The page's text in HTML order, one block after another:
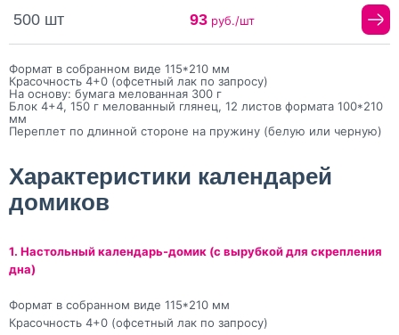
500 шт 93руб./шт
Формат в собранном виде 115*210 мм
Красочность 4+0 (офсетный лак по запросу)
На основу: бумага мелованная 300 г
Блок 4+4, 150 г мелованный глянец, 12 листов формата 100*210
мм
Переплет по длинной стороне на пружину (белую или черную)
Характеристики календарей
домиков
1. Настольный календарь-домик (с вырубкой для скрепления
дна)
Формат в собранном виде 115*210 мм
Красочность 4+0 (офсетный лак по запросу)